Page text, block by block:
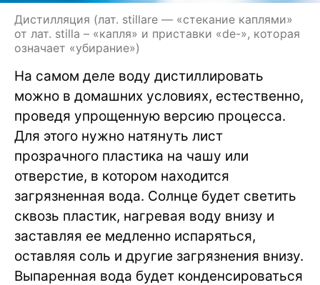
Дистилляция (лат. stillare — «стекание каплями»
от лат. stilla – «капля» и приставки «de-», которая
означает «убирание»)
На самом деле воду дистиллировать
можно в домашних условиях, естественно,
проведя упрощенную версию процесса.
Для этого нужно натянуть лист
прозрачного пластика на чашу или
отверстие, в котором находится
загрязненная вода. Солнце будет светить
сквозь пластик, нагревая воду внизу и
заставляя ее медленно испаряться,
оставляя соль и другие загрязнения внизу.
Выпаренная вода будет конденсироваться